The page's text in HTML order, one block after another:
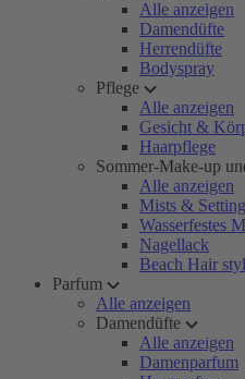
Alle anzeigen
Damendüfte
Herrendüfte
Bodyspray
Pflege
Alle anzeigen
Gesicht &
Haarpflege
Sommer-Make-up
Alle anzeigen
Mists &
Wasserfestes
Nagellack
Beach Hair
Parfum
Alle anzeigen
Damendüfte
Alle anzeigen
Damenparfum